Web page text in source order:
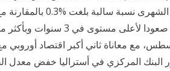
نفس سجل معدل البطالة في بريطانيا،
مع معاناة ثاني أكبر اقتصاد أوروبي
البنك المركزي في أستراليا خفض معدل